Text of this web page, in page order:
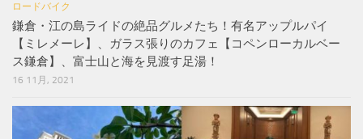
ロードバイク
鎌倉・江の島ライドの絶品グルメたち！有名アップルパイ
【ミレメーレ】、ガラス張りのカフェ【コペンローカルベー
ス鎌倉】、富士山と海を見渡す足湯！
16 11月, 2021